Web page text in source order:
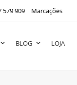
579 909 Marcações
BLOG LOJA